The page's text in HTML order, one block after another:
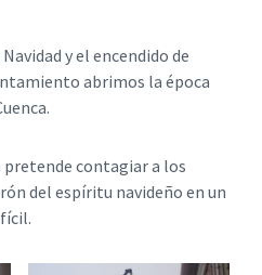
y el encendido de
abrimos la época
pretende contagiar a los
del espíritu navideño en un